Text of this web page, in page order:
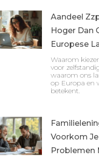
Aandeel
Hoger Dan
Europese
Waarom
voor
waarom ons
op Europa en
betekent.
Voorkom
Problemen